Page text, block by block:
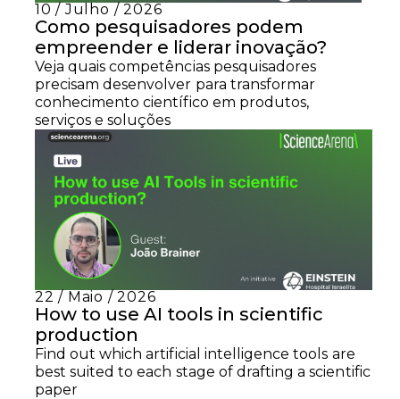
10 / Julho / 2026
Como pesquisadores podem
empreender e liderar inovação?
Veja quais competências pesquisadores
precisam desenvolver para transformar
conhecimento científico em produtos,
serviços e soluções
22 / Maio / 2026
How to use AI tools in scientific
production
Find out which artificial intelligence tools are
best suited to each stage of drafting a scientific
paper